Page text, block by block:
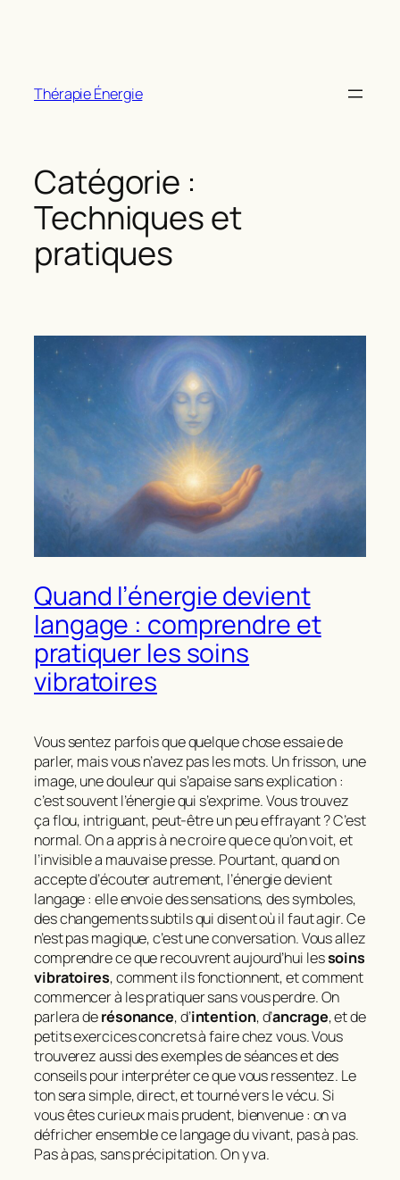
Thérapie Énergie
Catégorie :
Techniques et
pratiques
Quand l’énergie devient
langage : comprendre et
pratiquer les soins
vibratoires
Vous sentez parfois que quelque chose essaie de
parler, mais vous n’avez pas les mots. Un frisson, une
image, une douleur qui s’apaise sans explication :
c’est souvent l’énergie qui s’exprime. Vous trouvez
ça flou, intriguant, peut‑être un peu effrayant ? C’est
normal. On a appris à ne croire que ce qu’on voit, et
l’invisible a mauvaise presse. Pourtant, quand on
accepte d’écouter autrement, l’énergie devient
langage: elle envoie des sensations, des symboles,
des changements subtils qui disent où il faut agir. Ce
n’est pas magique, c’est une conversation. Vous allez
comprendre ce que recouvrent aujourd’hui lessoins
vibratoires, comment ils fonctionnent, et comment
commencer à les pratiquer sans vous perdre. On
parlera derésonance, d’intention, d’ancrage, et de
petits exercices concrets à faire chez vous. Vous
trouverez aussi des exemples de séances et des
conseils pour interpréter ce que vous ressentez. Le
ton sera simple, direct, et tourné vers le vécu. Si
vous êtes curieux mais prudent, bienvenue : on va
défricher ensemble ce langage du vivant, pas à pas.
Pas à pas, sans précipitation. On y va.